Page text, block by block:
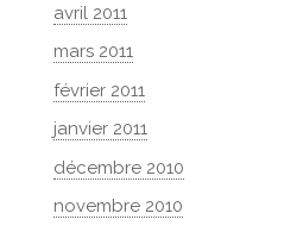
avril 2011
mars 2011
février 2011
janvier 2011
décembre 2010
novembre 2010